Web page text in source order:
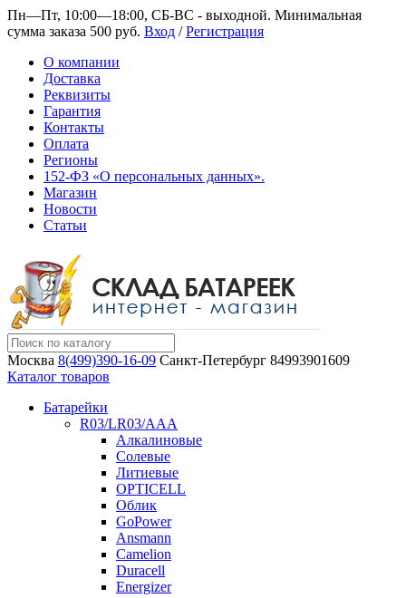
Пн—Пт, 10:00—18:00, СБ-ВС - выходной. Минимальная
сумма заказа 500 руб. Вход /Регистрация
О компании
Доставка
Реквизиты
Гарантия
Контакты
Оплата
Регионы
152-ФЗ «О персональных данных».
Магазин
Новости
Статьи
Москва 8(499)390-16-09 Санкт-Петербург 84993901609
Каталог товаров
Батарейки
R03/LR03/AAA
Алкалиновые
Солевые
Литиевые
OPTICELL
Облик
GoPower
Ansmann
Camelion
Duracell
Energizer